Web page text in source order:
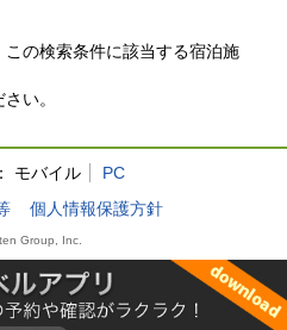
の検索条件に該当する宿泊施
い。
モバイル
PC
個人情報保護方針
Group, Inc.